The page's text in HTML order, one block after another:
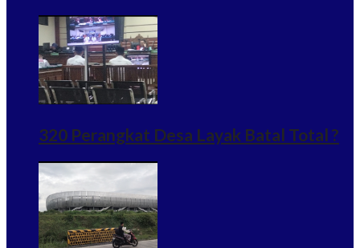
320 Perangkat Desa Layak Batal Total ?